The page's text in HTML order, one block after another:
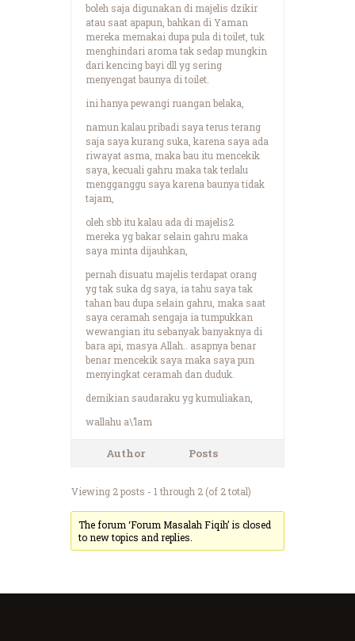
boleh saja digunakan di majelis dzikir
atau saat apapun, bahkan di Yaman
mereka memakai dupa pula di toilet, tuk
menghindari aroma tak sedap mungkin
dari kencing bayi dll yg sering
menyengat baunya di toilet.
ini hanya pewangi ruangan belaka,
namun kalau pribadi saya terus terang
saja saya kurang suka, karena saya ada
riwayat asma, maka bau itu mencekik
saya, kecuali gahru maka tak terlalu
mengganggu saya karena baunya tidak
tajam,
oleh sbb itu kalau ada di majelis2
mereka yg bakar selain gahru maka
saya minta dijauhkan,
pernah disuatu majelis terdapat orang
yg tak suka dg saya, ia tahu saya tak
tahan bau dupa selain gahru, maka saat
saya ceramah sengaja ia tumpukkan
wewangian itu sebanyak banyaknya di
bara api, masya Allah.. asapnya benar
benar mencekik saya maka saya pun
menyingkat ceramah dan duduk.
demikian saudaraku yg kumuliakan,
wallahu a\’lam
Author Posts
Viewing 2 posts - 1 through 2 (of 2 total)
The forum ‘Forum Masalah Fiqih’ is closed
to new topics and replies.